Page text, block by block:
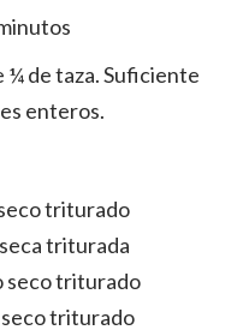
¼ de taza. Suficiente
enteros.
triturado
triturada
seco triturado
seco triturado